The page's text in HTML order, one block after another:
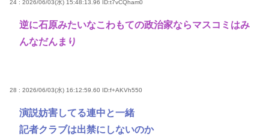
24 : 2026/06/03(水) 15:48:13.96 ID:t7vCQham0
逆に石原みたいなこわもての政治家ならマスコミはみ
んなだんまり
28 : 2026/06/03(水) 16:12:59.60 ID:f+AKVh550
演説妨害してる連中と一緒
記者クラブは出禁にしないのか